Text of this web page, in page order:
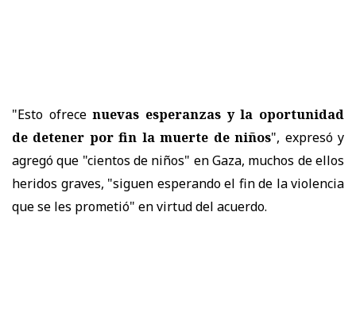
"Esto ofrecenuevas esperanzas y la oportunidad
de detener por fin la muerte de niños", expresó y
agregó que "cientos de niños" en Gaza, muchos de ellos
heridos graves, "siguen esperando el fin de la violencia
que se les prometió" en virtud del acuerdo.